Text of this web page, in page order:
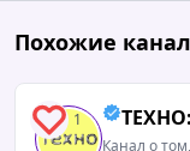
Похожие
1
Канал о том,